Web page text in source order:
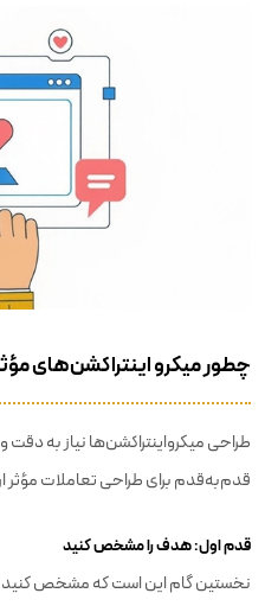
چطور میکرو اینتراکشن‌های
طراحی میکرواینتراکشن‌ها نیاز به
قدم‌به‌قدم برای طراحی تعاملات مؤثر
قدم اول: هدف را مشخص کنید
نخستین گام این است که مشخص کنید